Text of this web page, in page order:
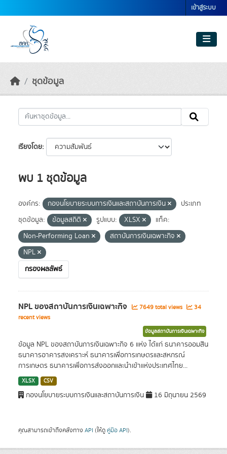
เข้าสู่ระบบ
ชุดข้อมูล
เรียงโดย
พบ 1 ชุดข้อมูล
องค์กร: กองนโยบายระบบการเงินและสถาบันการเงิน
ประเภท
ชุดข้อมูล:
ข้อมูลสถิติ รูปแบบ: XLSX
แท็ค:
Non-Performing Loan
สถาบันการเงินเฉพาะกิจ
NPL
กรองผลลัพธ์
NPL ของสถาบันการเงินเฉพาะกิจ 7649 total views
34
recent views
ข้อมูลสถาบันการเงินเฉพาะกิจ
ข้อมูล NPL ของสถาบันการเงินเฉพาะกิจ 6 แห่ง ได้แก่ ธนาคารออมสิน
ธนาคารอาคารสงเคราะห์ ธนาคารเพื่อการเกษตรและสหกรณ์
การเกษตร ธนาคารเพื่อการส่งออกและนำเข้าแห่งประเทศไทย...
XLSX CSV
กองนโยบายระบบการเงินและสถาบันการเงิน 16 มิถุนายน 2569
คุณสามารถเข้าถึงคลังทาง API (ให้ดู คู่มือ API).